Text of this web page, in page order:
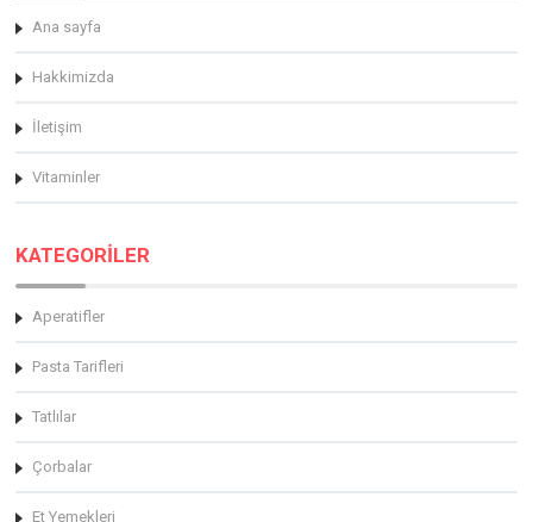
Ana sayfa
Hakkimizda
İletişim
Vitaminler
KATEGORİLER
Aperatifler
Pasta Tarifleri
Tatlılar
Çorbalar
Et Yemekleri